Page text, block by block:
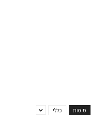
טיסות כללי